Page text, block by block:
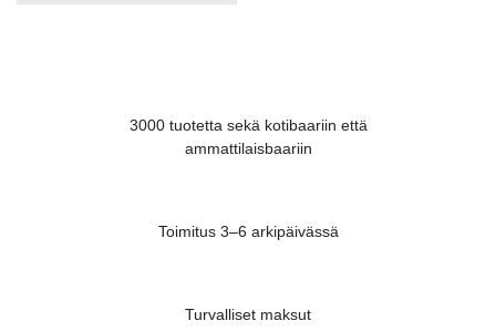
3000 tuotetta sekä kotibaariin että
ammattilaisbaariin
Toimitus 3–6 arkipäivässä
Turvalliset maksut